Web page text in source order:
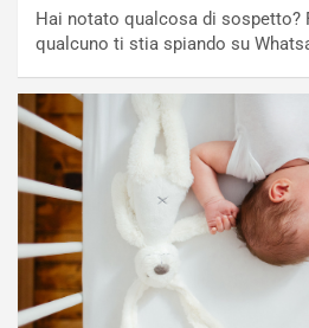
Hai notato qualcosa di sospetto?
qualcuno ti stia spiando su